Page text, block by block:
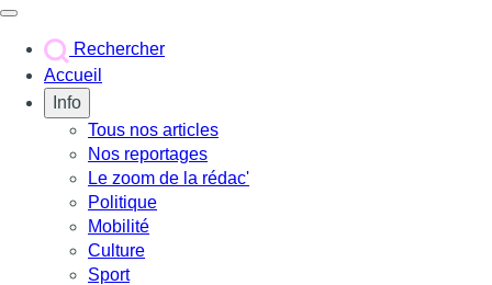
Rechercher
Accueil
Info
Tous nos articles
Nos reportages
Le zoom de la rédac'
Politique
Mobilité
Culture
Sport